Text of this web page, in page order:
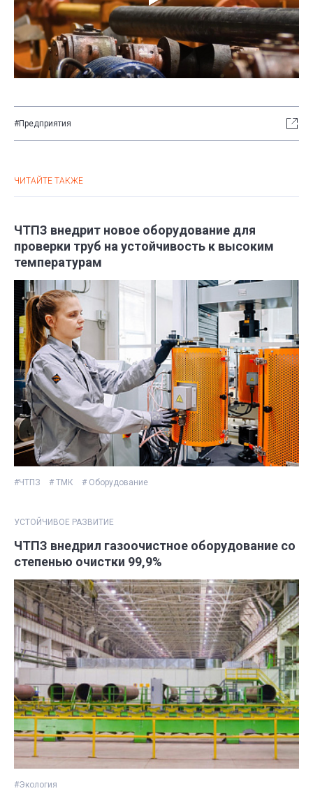
#Предприятия
ЧИТАЙТЕ ТАКЖЕ
ЧТПЗ внедрит новое оборудование для
проверки труб на устойчивость к высоким
температурам
#ЧТПЗ # ТМК # Оборудование
УСТОЙЧИВОЕ РАЗВИТИЕ
ЧТПЗ внедрил газоочистное оборудование со
степенью очистки 99,9%
#Экология